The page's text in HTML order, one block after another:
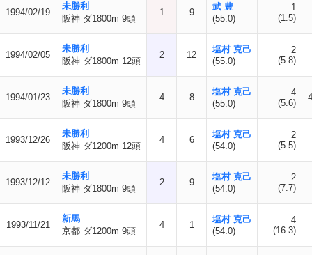
1994/02/19
未勝利
阪神 ダ1800m 9頭
1 9
武 豊
(55.0)
1
(1.5)
1994/02/05
未勝利
阪神 ダ1800m 12頭
2 12
塩村 克己
(55.0)
2
(5.8)
1994/01/23
未勝利
阪神 ダ1800m 9頭
4 8
塩村 克己
(55.0)
4
(5.6)
1993/12/26
未勝利
阪神 ダ1200m 12頭
4 6
塩村 克己
(54.0)
2
(5.5)
1993/12/12
未勝利
阪神 ダ1800m 9頭
2 9
塩村 克己
(54.0)
2
(7.7)
1993/11/21
新馬
京都 ダ1200m 9頭
4 1
塩村 克己
(54.0)
4
(16.3)